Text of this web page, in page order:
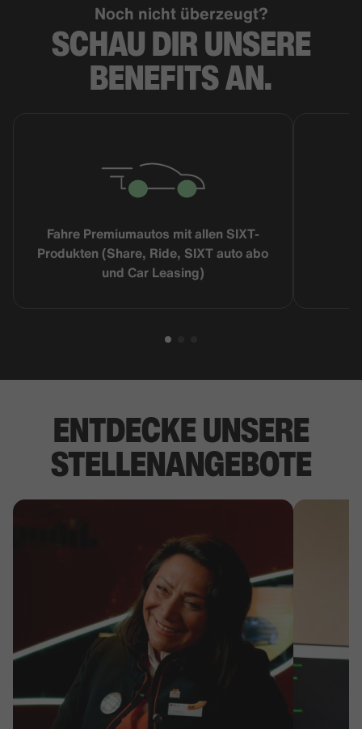
Noch nicht überzeugt?
SCHAU DIR UNSERE
BENEFITS AN.
Fahre Premiumautos mit allen SIXT-
Produkten (Share, Ride, SIXT auto abo
und Car Leasing)
ENTDECKE UNSERE
STELLENANGEBOTE